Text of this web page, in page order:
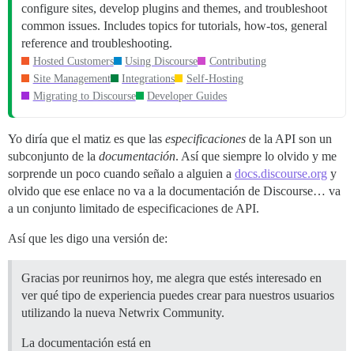
configure sites, develop plugins and themes, and troubleshoot
common issues. Includes topics for tutorials, how-tos, general
reference and troubleshooting.
Hosted Customers Using Discourse
Contributing
Site Management
Integrations
Self-Hosting
Migrating to Discourse
Developer Guides
Yo diría que el matiz es que las especificaciones de la API son un
subconjunto de la documentación. Así que siempre lo olvido y me
sorprende un poco cuando señalo a alguien a docs.discourse.org y
olvido que ese enlace no va a la documentación de Discourse… va
a un conjunto limitado de especificaciones de API.
Así que les digo una versión de:
Gracias por reunirnos hoy, me alegra que estés interesado en
ver qué tipo de experiencia puedes crear para nuestros usuarios
utilizando la nueva Netwrix Community.
La documentación está en